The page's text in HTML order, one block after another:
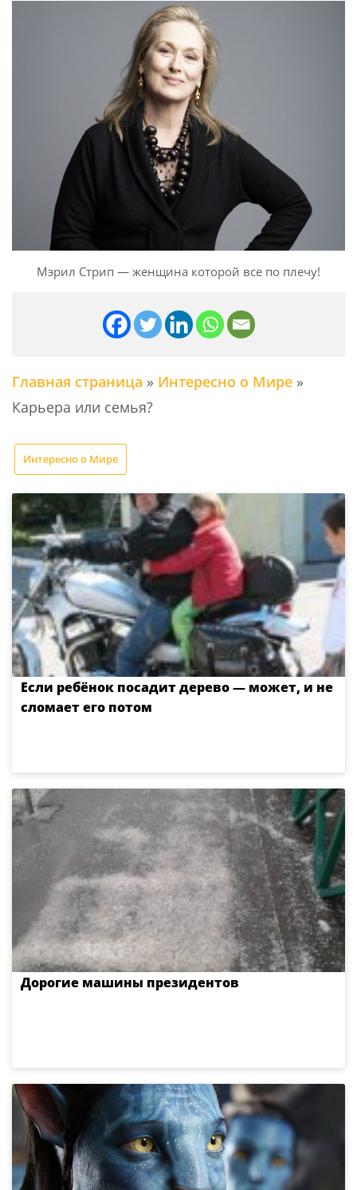
Мэрил Стрип — женщина которой все по плечу!
Главная страница » Интересно о Мире »
Карьера или семья?
Интересно о Мире
Если ребёнок посадит дерево — может, и не
сломает его потом
Дорогие машины президентов